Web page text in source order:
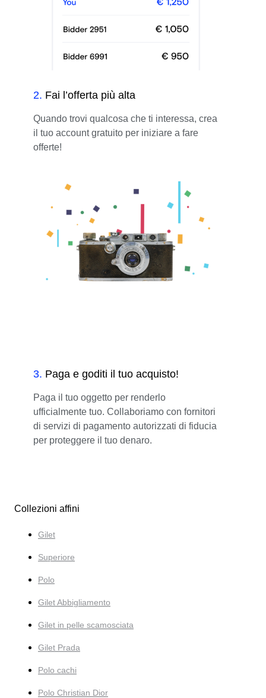
2. Fai l’offerta più alta
Quando trovi qualcosa che ti interessa, crea
il tuo account gratuito per iniziare a fare
offerte!
3. Paga e goditi il tuo acquisto!
Paga il tuo oggetto per renderlo
ufficialmente tuo. Collaboriamo con fornitori
di servizi di pagamento autorizzati di fiducia
per proteggere il tuo denaro.
Collezioni affini
Gilet
Superiore
Polo
Gilet Abbigliamento
Gilet in pelle scamosciata
Gilet Prada
Polo cachi
Polo Christian Dior